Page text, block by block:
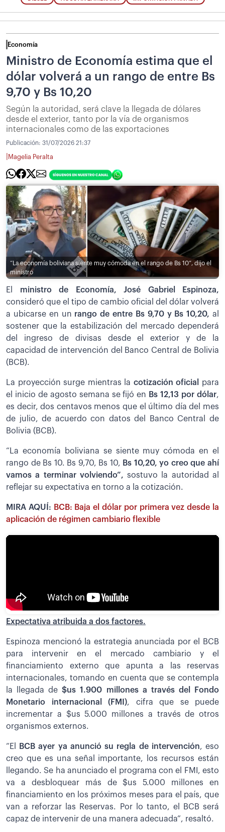
Economía
Ministro de Economía estima que el
dólar volverá a un rango de entre Bs
9,70 y Bs 10,20
Según la autoridad, será clave la llegada de dólares
desde el exterior, tanto por la vía de organismos
internacionales como de las exportaciones
Publicación: 31/07/2026 21:37
Magelia Peralta
“La economía boliviana siente muy cómoda en el rango de Bs 10”, dijo el
ministro
El ministro de Economía, José Gabriel Espinoza,
consideró que el tipo de cambio oficial del dólar volverá
a ubicarse en un rango de entre Bs 9,70 y Bs 10,20, al
sostener que la estabilización del mercado dependerá
del ingreso de divisas desde el exterior y de la
capacidad de intervención del Banco Central de Bolivia
(BCB).
La proyección surge mientras la cotización oficial para
el inicio de agosto semana se fijó en Bs 12,13 por dólar,
es decir, dos centavos menos que el último día del mes
de julio, de acuerdo con datos del Banco Central de
Bolivia (BCB).
“La economía boliviana se siente muy cómoda en el
rango de Bs 10. Bs 9,70, Bs 10, Bs 10,20, yo creo que ahí
vamos a terminar volviendo”, sostuvo la autoridad al
reflejar su expectativa en torno a la cotización.
MIRA AQUÍ: BCB: Baja el dólar por primera vez desde la
aplicación de régimen cambiario flexible
Expectativa atribuida a dos factores.
Espinoza mencionó la estrategia anunciada por el BCB
para intervenir en el mercado cambiario y el
financiamiento externo que apunta a las reservas
internacionales, tomando en cuenta que se contempla
la llegada de $us 1.900 millones a través del Fondo
Monetario internacional (FMI), cifra que se puede
incrementar a $us 5.000 millones a través de otros
organismos externos.
“El BCB ayer ya anunció su regla de intervención, eso
creo que es una señal importante, los recursos están
llegando. Se ha anunciado el programa con el FMI, esto
va a desbloquear más de $us 5.000 millones en
financiamiento en los próximos meses para el país, que
van a reforzar las Reservas. Por lo tanto, el BCB será
capaz de intervenir de una manera adecuada”, resaltó.